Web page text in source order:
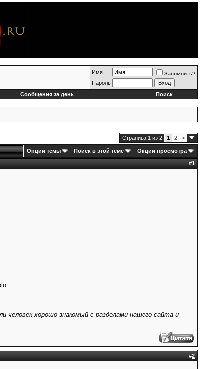
Имя
Запомнить?
Пароль
Сообщения за день Поиск
Страница 1 из 2 1 2 >
Опции темы Поиск в этой теме Опции просмотра
#1
человек хорошо знакомый с разделами нашего сайта и
#2